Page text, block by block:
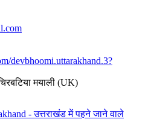
devbhoomi.uttarakhand.3?
मयाली (UK)
- उत्तराखंड में पहने जाने वाले